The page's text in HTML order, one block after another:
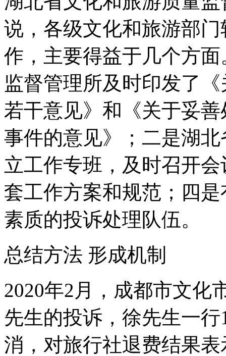
说，各级文化和旅游部
作，主要得益于几个方
监督管理所及时印发了
若干意见》和《关于妥
事件的意见》；二是湖
立工作专班，及时召开
套工作方案和规范；四
素质的投诉处理队伍。
总结方法 形成机制
2020年2月，成都市文化
先生的投诉，徐先生一
消，对旅行社退费结果